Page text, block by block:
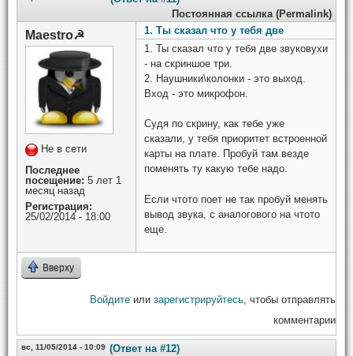
Постоянная ссылка (Permalink)
Maestro☭
Не в сети
Последнее
посещение: 5 лет 1
месяц назад
Регистрация:
25/02/2014 - 18:00
1. Ты сказал что у тебя две
1. Ты сказал что у тебя две звуковухи
- на скриншое три.
2. Наушники\колонки - это выход.
Вход - это микрофон.
Судя по скрину, как тебе уже
сказали, у тебя приоритет встроенной
карты на плате. Пробуй там везде
поменять ту какую тебе надо.
Если чтото поет не так пробуй менять
вывод звука, с аналогового на чтото
еще.
Вверху
Войдите или зарегистрируйтесь, чтобы отправлять
комментарии
вс, 11/05/2014 - 10:09 (Ответ на #12)